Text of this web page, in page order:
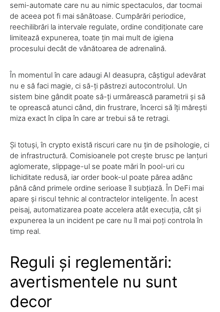
semi-automate care nu au nimic spectaculos, dar tocmai
de aceea pot fi mai sănătoase. Cumpărări periodice,
reechilibrări la intervale regulate, ordine condiționate care
limitează expunerea, toate țin mai mult de igiena
procesului decât de vânătoarea de adrenalină.
În momentul în care adaugi AI deasupra, câștigul adevărat
nu e să faci magie, ci să-ți păstrezi autocontrolul. Un
sistem bine gândit poate să-ți urmărească parametrii și să
te oprească atunci când, din frustrare, încerci să îți mărești
miza exact în clipa în care ar trebui să te retragi.
Și totuși, în crypto există riscuri care nu țin de psihologie, ci
de infrastructură. Comisioanele pot crește brusc pe lanțuri
aglomerate, slippage-ul se poate mări în pool-uri cu
lichiditate redusă, iar order book-ul poate părea adânc
până când primele ordine serioase îl subțiază. În DeFi mai
apare și riscul tehnic al contractelor inteligente. În acest
peisaj, automatizarea poate accelera atât execuția, cât și
expunerea la un incident pe care nu îl mai poți controla în
timp real.
Reguli și reglementări:
avertismentele nu sunt
decor